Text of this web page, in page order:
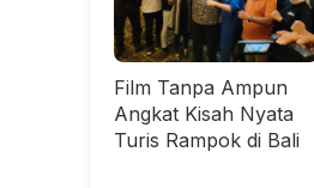
Film Tanpa Ampun
Angkat Kisah Nyata
Turis Rampok di Bali